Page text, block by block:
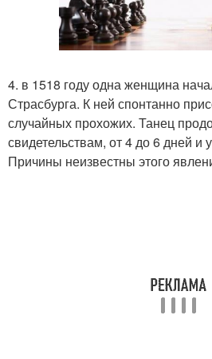
4. в 1518 году одна женщина
Страсбурга. К ней спонтанно
случайных прохожих. Танец
свидетельствам, от 4 до 6 дней и
Причины неизвестны этого